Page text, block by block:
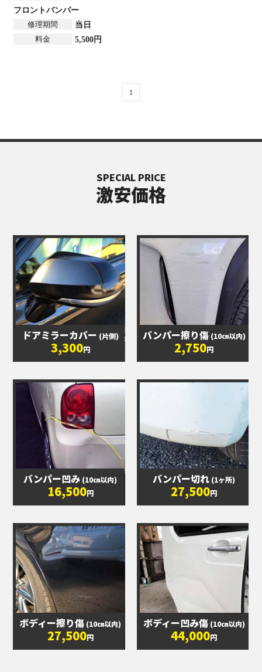
フロントバンパー
修理期間
当日
料金
5,500円
1
SPECIAL PRICE
激安価格
ドアミラーカバー (片側)
3,300円
バンパー擦り傷 (10㎝以内)
2,750円
バンパー凹み (10㎝以内)
16,500円
バンパー切れ (1ヶ所)
27,500円
ボディー擦り傷 (10㎝以内)
27,500円
ボディー凹み傷 (10㎝以内)
44,000円